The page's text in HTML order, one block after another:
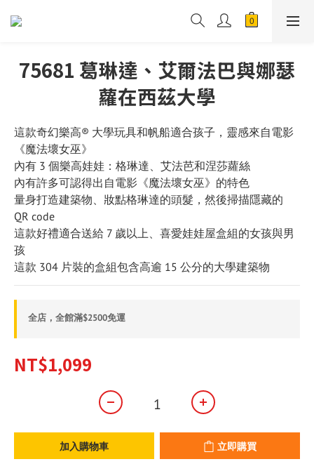
75681 葛琳達、艾爾法巴與娜瑟
蘿在西茲大學
這款奇幻樂高® 大學玩具和帆船適合孩子，靈感來自電影
《魔法壞女巫》
內有 3 個樂高娃娃：格琳達、艾法芭和涅莎蘿絲
內有許多可認得出自電影《魔法壞女巫》的特色
量身打造建築物、妝點格琳達的頭髮，然後掃描隱藏的
QR code
這款好禮適合送給 7 歲以上、喜愛娃娃屋盒組的女孩與男
孩
這款 304 片裝的盒組包含高逾 15 公分的大學建築物
全店，全館滿$2500免運
NT$1,099
加入購物車 立即購買